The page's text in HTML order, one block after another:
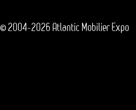
© 2004-2026 Atlantic Mobilier Expo